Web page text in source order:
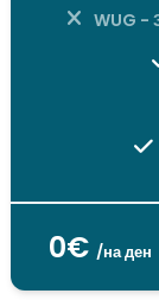
WUG -
0€ /на ден